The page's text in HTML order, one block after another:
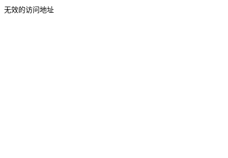
无效的访问地址